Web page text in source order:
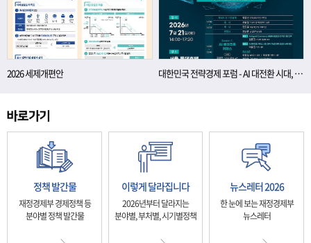
2026 세제개편안 대한민국 전략경제 포럼 - AI 대전환 시대, 대한민국 전략경제의 길
정책 발간물
재정경제부 경제정책 등
분야별 정책 발간물
이렇게 달라집니다
2026년부터 달라지는
분야별, 부처별, 시기별정책
뉴스레터 2026
한 눈에 보는 재정경제부
뉴스레터